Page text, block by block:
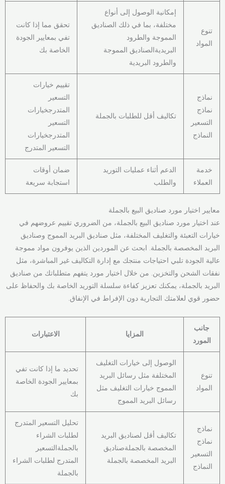
تنوع
المواد
إمكانية الوصول إلى أنواع
مختلفة، بما في ذلك الصناديق
المموجة والطرود
البريديةالصناديق المموجة
والطرود البريدية
تحقق مما إذا كانت
تفي بمعايير الجودة
الخاصة بك
نماذج
نماذج
التسعير
النماذج
تكاليف أقل للطلبات بالجملة
تقييم خيارات
التسعير
المتدرجخيارات
التسعير
المتدرجخيارات
التسعير المتدرج
خدمة
العملاء
الدعم أثناء عمليات التوريد
والطلب
ضمان أوقات
استجابة سريعة
معايير اختيار مورد صناديق البيع بالجملة
عند اختيار مورد صناديق البيع بالجملة، من الضروري تقييم عروضهم في
خيارات التعبئة والتغليف المختلفة، مثل صناديق البريد المموج وصناديق
البريد المخصصة بالجملة. ابحث عن الموردين الذين يوفرون مواد مموجة
عالية الجودة تلبي احتياجات منتجك مع إدارة التكاليف غير المباشرة، مثل
نفقات الشحن والتخزين. من خلال اختيار مورد يتفهم متطلباتك من صناديق
البريد بالجملة، يمكنك تعزيز كفاءة سلسلة التوريد الخاصة بك والحفاظ على
حضور قوي لعلامتك التجارية دون الإفراط في الإنفاق.
جانب
المورد
المزايا الاعتبارات
تنوع
المواد
الوصول إلى خيارات التغليف
المختلفة مثل رسائل البريد
المموج خيارات التغليف مثل
رسائل البريد المموج
تحديد ما إذا كانت تفي
بمعايير الجودة الخاصة
بك
نماذج
نماذج
التسعير
النماذج
تكاليف أقل لصناديق البريد
المخصصة بالجملةصناديق
البريد المخصصة بالجملة
تحليل التسعير المتدرج
لطلبات الشراء
بالجملةالتسعير
المتدرج لطلبات الشراء
بالجملة